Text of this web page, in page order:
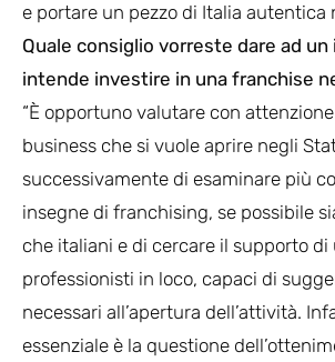
e portare un pezzo di Italia autentica
Quale consiglio vorreste dare ad un
intende investire in una franchise
“È opportuno valutare con
business che si vuole aprire negli
successivamente di esaminare più
insegne di franchising, se possibile
che italiani e di cercare il supporto di
professionisti in loco, capaci di
necessari all’apertura dell’attività.
essenziale è la questione